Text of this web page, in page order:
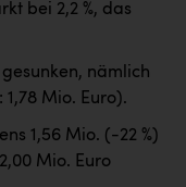
bei 2,2 %, das
nämlich
1,78 Mio. Euro).
1,56 Mio. (-22 %)
Mio. Euro